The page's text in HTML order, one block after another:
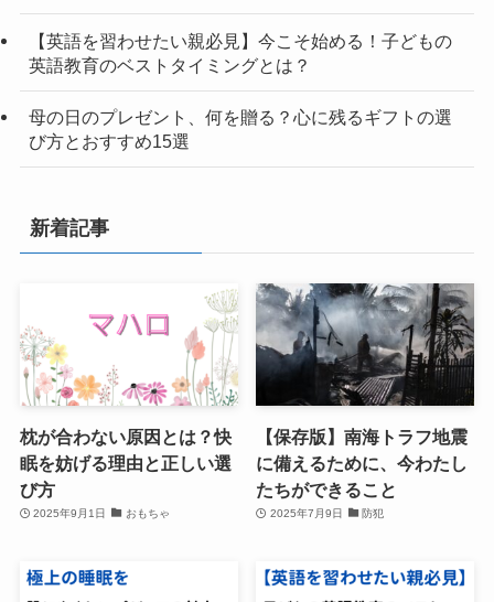
【英語を習わせたい親必見】今こそ始める！子どもの
英語教育のベストタイミングとは？
母の日のプレゼント、何を贈る？心に残るギフトの選
び方とおすすめ15選
新着記事
枕が合わない原因とは？快
眠を妨げる理由と正しい選
び方
2025年9月1日 おもちゃ
【保存版】南海トラフ地震
に備えるために、今わたし
たちができること
2025年7月9日 防犯